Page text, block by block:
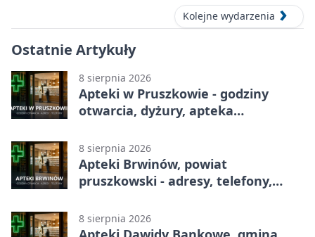
Kolejne wydarzenia
Ostatnie Artykuły
8 sierpnia 2026
Apteki w Pruszkowie - godziny
otwarcia, dyżury, apteka
8 sierpnia 2026
Apteki Brwinów, powiat
pruszkowski - adresy, telefony,
8 sierpnia 2026